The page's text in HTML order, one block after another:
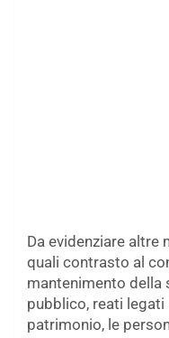
Da evidenziare
quali contrasto al
mantenimento della
pubblico, reati
patrimonio, le